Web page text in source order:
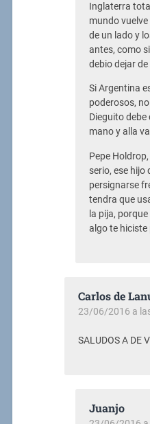
Inglaterra
mundo
de un lado y
antes, como
debio dejar de
Si Argentina
poderosos,
Dieguito debe
mano y alla
Pepe
serio, ese hijo
persignarse
tendra que
la pija,
algo te hiciste
Carlos de
23/06/2016 a
SALUDOS A DE
Juanjo